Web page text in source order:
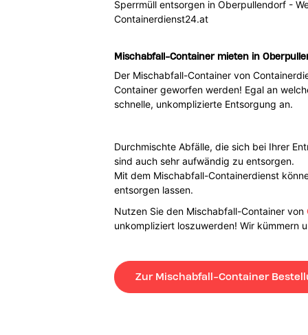
Sperrmüll entsorgen in Oberpullendorf -
Containerdienst24.at
Mischabfall-Container mieten in
Der Mischabfall-Container von
Container geworfen werden! Egal an
schnelle, unkomplizierte Entsorgung an.
Durchmischte Abfälle, die sich bei Ihrer
sind auch sehr aufwändig zu entsorgen.
Mit dem Mischabfall-Containerdienst
entsorgen lassen.
Nutzen Sie den Mischabfall-Container von
unkompliziert loszuwerden! Wir kümmern
Zur Mischabfall-Container